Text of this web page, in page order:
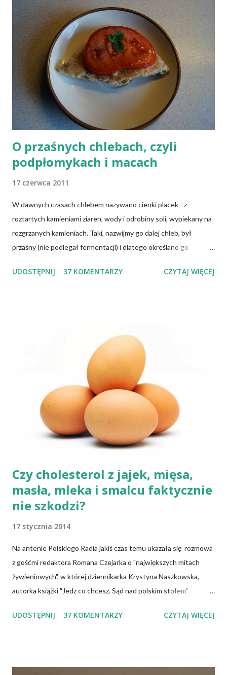
weganie (ludzie, którzy nie spożywają mięsa i produktów
pochodzenia zwierzęcego), laktoowowegetarianie (osoby, które
nie spożywają produktów mięsnych, ale włączają do diety
produkty pochodzenia zwierzęcego, takie jak mleko, przetwory
mleczne i jajka), osoby po 50 roku życia, niezależnie od ich diety,
osoby, które poddały się operacji żołądka lub którym wycięto
dolną część jelita cienkiego, a także osoby chorujące na AIDS.
Inni, w tym np. osoby chorujące na cukrzycę, a także każ...
O przaśnych chlebach, czyli
podpłomykach i macach
17 czerwca 2011
W dawnych czasach chlebem nazywano cienki placek - z
roztartych kamieniami ziaren, wody i odrobiny soli, wypiekany na
rozgrzanych kamieniach. Taki, nazwijmy go dalej chleb, był
przaśny (nie podlegał fermentacji) i dlatego określano go
podpłomykami. Hindusi mówią o nim czapatti, Żydzi maca, a
przeciwieństwie do świeżego pieczywa na drożdżach czy
zakwasie. Przaśne podpłomyki nie obciążają żołądka kwasem i
fermentacją. Dziś, wzorem naszych prapradziadów możemy także
spożywać przaśny, niekwaszony chleb. Najprostszy przepis na
podpłomyki to: wziąć mąkę, wodę i trochę soli. Z tych składników
zagnieść ciasto, dodając mąkę w takiej ilości, aby ciasto nie kleiło
się do palców. Z kolei r...
UDOSTĘPNIJ 37 KOMENTARZY CZYTAJ WIĘCEJ
Czy cholesterol z jajek, mięsa,
masła, mleka i smalcu faktycznie
nie szkodzi?
17 stycznia 2014
Na antenie Polskiego Radia jakiś czas temu ukazała się rozmowa
z gośćmi redaktora Romana Czejarka o "największych mitach
żywieniowych", w której dziennikarka Krystyna Naszkowska,
autorka książki "Jedz co chcesz. Sąd nad polskim stołem"
na temat żywności, często nie przedostaje się do opinii
UDOSTĘPNIJ 37 KOMENTARZY CZYTAJ WIĘCEJ